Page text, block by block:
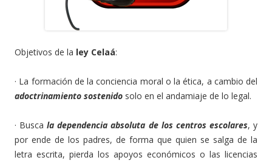
Objetivos de la ley Celaá:
· La formación de la conciencia moral o la ética, a cambio del
adoctrinamiento sostenido solo en el andamiaje de lo legal.
· Buscala dependencia absoluta de los centros escolares, y
por ende de los padres, de forma que quien se salga de la
letra escrita, pierda los apoyos económicos o las licencias